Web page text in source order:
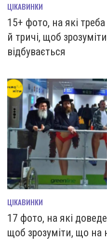
ЦІКАВИНКИ
15+ фото, на які
й тричі, щоб
відбувається
ЦІКАВИНКИ
17 фото, на які
щоб зрозуміти, що на